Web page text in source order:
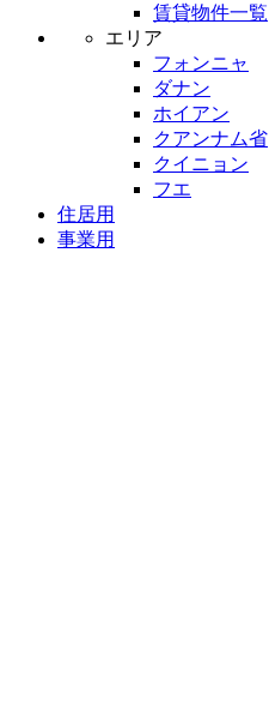
賃貸物件一覧
エリア
フォンニャ
ダナン
ホイアン
クアンナム省
クイニョン
フエ
住居用
事業用